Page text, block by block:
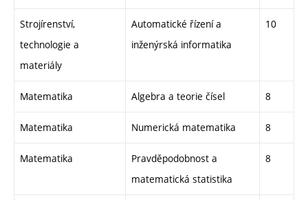
Strojírenství,
technologie a
materiály
Automatické řízení a
inženýrská informatika
10
Matematika Algebra a teorie čísel 8
Matematika Numerická matematika 8
Matematika
Pravděpodobnost a
matematická statistika
8